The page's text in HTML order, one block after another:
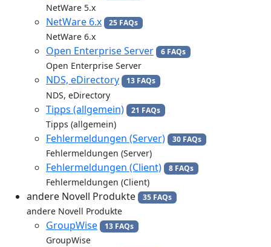
NetWare 5.x
NetWare 6.x 25 FAQs
NetWare 6.x
Open Enterprise Server 6 FAQs
Open Enterprise Server
NDS, eDirectory 13 FAQs
NDS, eDirectory
Tipps (allgemein) 21 FAQs
Tipps (allgemein)
Fehlermeldungen (Server) 30 FAQs
Fehlermeldungen (Server)
Fehlermeldungen (Client) 8 FAQs
Fehlermeldungen (Client)
andere Novell Produkte 35 FAQs
andere Novell Produkte
GroupWise 13 FAQs
GroupWise